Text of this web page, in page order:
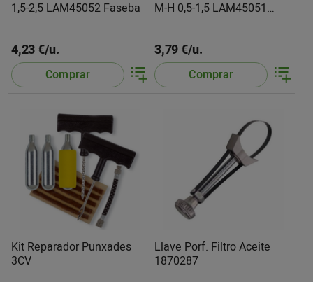
1,5-2,5 LAM45052 Faseba
4,23 €/u.
Comprar
M-H 0,5-1,5 LAM45051
3,79 €/u.
Comprar
Kit Reparador Punxades
3CV
Llave Porf. Filtro Aceite
1870287